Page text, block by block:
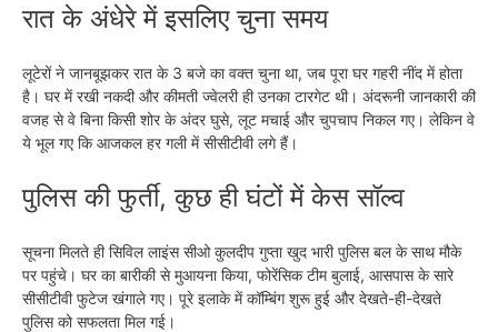
रात के अंधेरे में इसलिए चुना समय
लूटेरों ने जानबूझकर रात के 3 बजे का वक्त चुना था, जब पूरा घर गहरी नींद में होता
है। घर में रखी नकदी और कीमती ज्वेलरी ही उनका टारगेट थी। अंदरूनी जानकारी की
वजह से वे बिना किसी शोर के अंदर घुसे, लूट मचाई और चुपचाप निकल गए। लेकिन वे
ये भूल गए कि आजकल हर गली में सीसीटीवी लगे हैं।
पुलिस की फुर्ती, कुछ ही घंटों में केस सॉल्व
सूचना मिलते ही सिविल लाइंस सीओ कुलदीप गुप्ता खुद भारी पुलिस बल के साथ मौके
पर पहुंचे। घर का बारीकी से मुआयना किया, फोरेंसिक टीम बुलाई, आसपास के सारे
सीसीटीवी फुटेज खंगाले गए। पूरे इलाके में कॉम्बिंग शुरू हुई और देखते-ही-देखते
पुलिस को सफलता मिल गई।